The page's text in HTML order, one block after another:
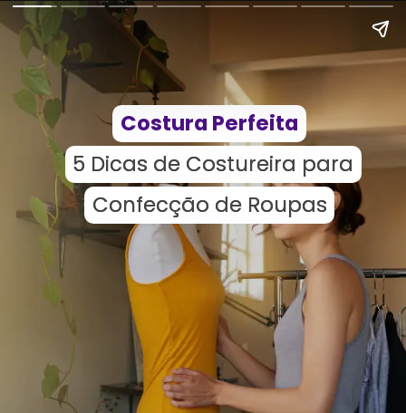
Costura Perfeita
5 Dicas de Costureira para
Confecção de Roupas
Costura Perfeita
5 Dicas de Costureira para
Confecção de Roupas